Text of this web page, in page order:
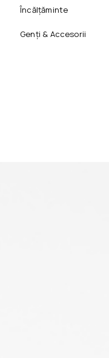
Încălțăminte
Genți & Accesorii